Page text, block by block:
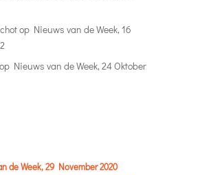
op Nieuws van de Week, 16
Nieuws van de Week, 24 Oktober
de Week, 29 November 2020